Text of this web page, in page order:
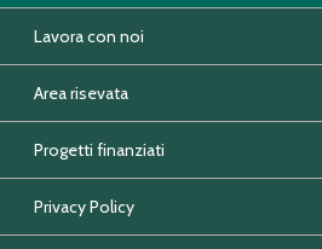
Lavora con noi
Area risevata
Progetti finanziati
Privacy Policy